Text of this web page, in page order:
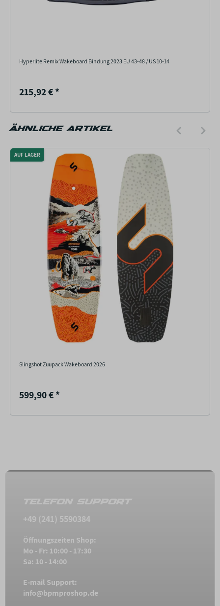
Hyperlite Remix Wakeboard Bindung 2023 EU 43-48 / US 10-14
215,92 €*
ÄHNLICHE ARTIKEL
AUF LAGER
Slingshot Zuupack Wakeboard 2026
599,90 €*
TELEFON SUPPORT
+49 (241) 5590384
Öffnungszeiten Shop:
Mo - Fr: 10:00 - 17:30
Sa: 10 - 14:00
E-mail Support:
info@bpmproshop.de